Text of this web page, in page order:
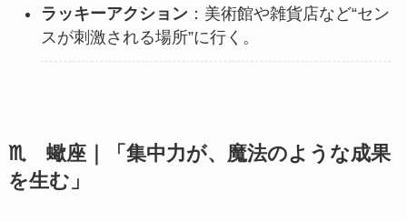
ラッキーアクション：美術館や雑貨店など“セン
スが刺激される場所”に行く。
♏ 蠍座｜「集中力が、魔法のような成果
を生む」